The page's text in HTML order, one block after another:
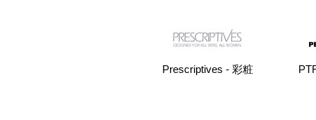
Prescriptives - 彩粧